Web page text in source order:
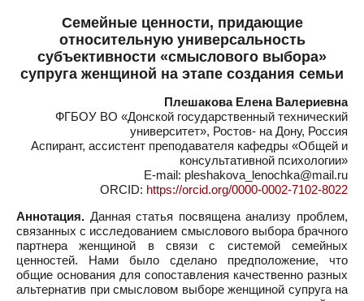
Семейные ценности, придающие
относительную универсальность
субъективности «смыслового выбора»
супруга женщиной на этапе создания семьи
Плешакова Елена Валериевна
ФГБОУ ВО «Донской государственный технический
университет», Ростов- на Дону, Россия
Аспирант, ассистент преподавателя кафедры «Общей и
консультативной психологии»
E-mail: pleshakova_lenochka@mail.ru
ORCID: https://orcid.org/0000-0002-7102-8022
Аннотация. Данная статья посвящена анализу проблем,
связанных с исследованием смыслового выбора брачного
партнера женщиной в связи с системой семейных
ценностей. Нами было сделано предположение, что
общие основания для сопоставления качественно разных
альтернатив при смысловом выборе женщиной супруга на